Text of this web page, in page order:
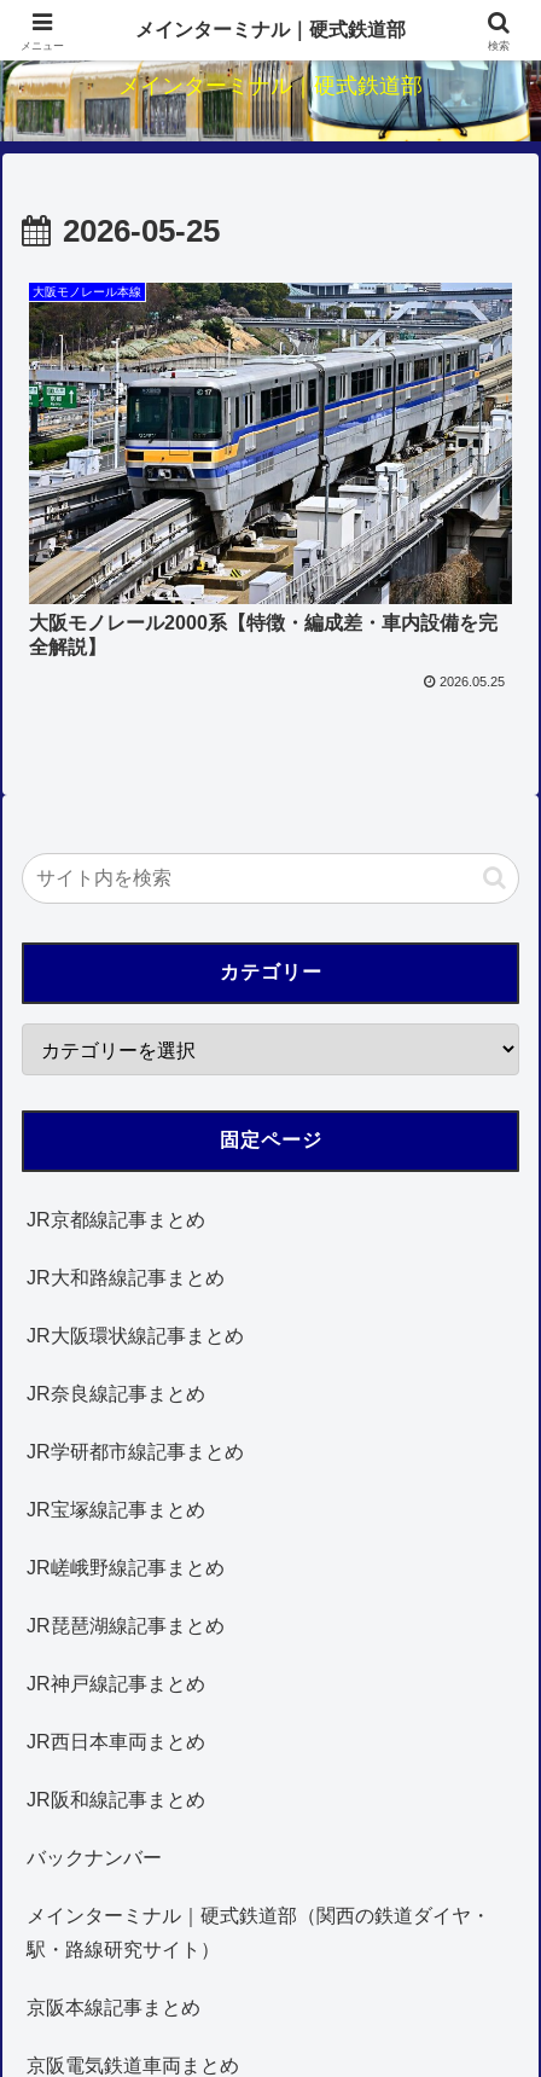
関西鉄道のダイヤ・駅・路線研究
メインターミナル｜硬式鉄道部
2026-05-25
大阪モノレール本線
大阪モノレール2000系【特徴・編成差・車内設備を完
全解説】
2026.05.25
カテゴリー
固定ページ
JR京都線記事まとめ
JR大和路線記事まとめ
JR大阪環状線記事まとめ
JR奈良線記事まとめ
JR学研都市線記事まとめ
JR宝塚線記事まとめ
JR嵯峨野線記事まとめ
JR琵琶湖線記事まとめ
JR神戸線記事まとめ
JR西日本車両まとめ
JR阪和線記事まとめ
バックナンバー
メインターミナル｜硬式鉄道部（関西の鉄道ダイヤ・
駅・路線研究サイト）
京阪本線記事まとめ
京阪電気鉄道車両まとめ
メニュー
メインターミナル｜硬式鉄道部
検索